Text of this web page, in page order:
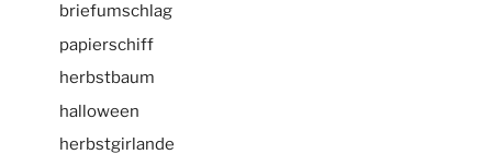
briefumschlag
papierschiff
herbstbaum
halloween
herbstgirlande